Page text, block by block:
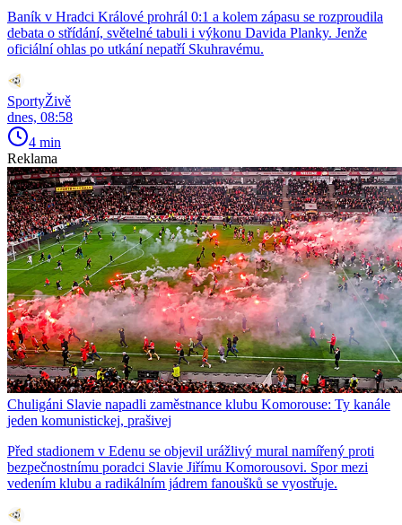
Baník v Hradci Králové prohrál 0:1 a kolem zápasu se rozproudila
debata o střídání, světelné tabuli i výkonu Davida Planky. Jenže
oficiální ohlas po utkání nepatří Skuhravému.
SportyŽivě
dnes, 08:58
4 min
Reklama
Chuligáni Slavie napadli zaměstnance klubu Komorouse: Ty kanále
jeden komunistickej, prašivej
Před stadionem v Edenu se objevil urážlivý mural namířený proti
bezpečnostnímu poradci Slavie Jiřímu Komorousovi. Spor mezi
vedením klubu a radikálním jádrem fanoušků se vyostřuje.